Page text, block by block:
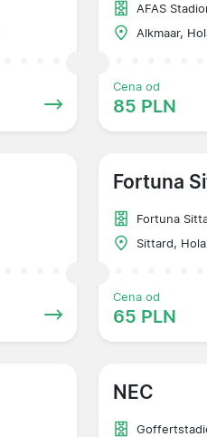
AFAS
Alkmaar,
Cena od
85 PLN
Fortuna
Fortuna
Sittard,
Cena od
65 PLN
NEC